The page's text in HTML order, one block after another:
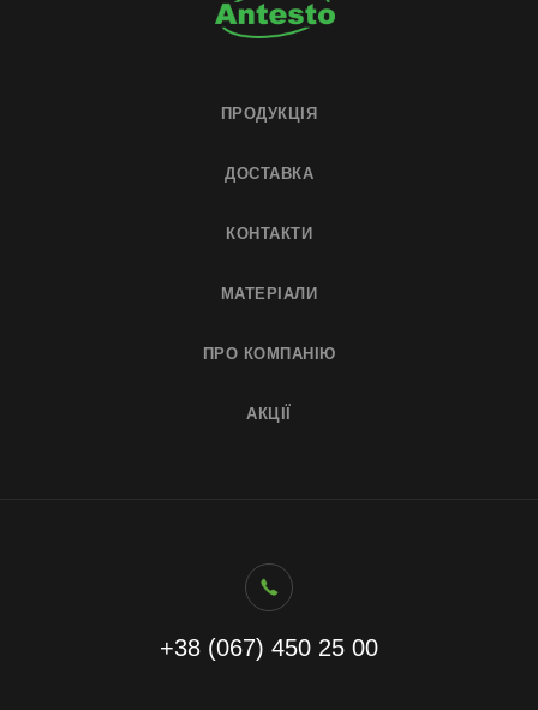
+38 (067) 450 25 00
ПРОДУКЦІЯ
МАТЕРІАЛИ
АКЦІЇ
ДОСТАВКА
ПРО КОМПАНІЮ
КОНТАКТИ